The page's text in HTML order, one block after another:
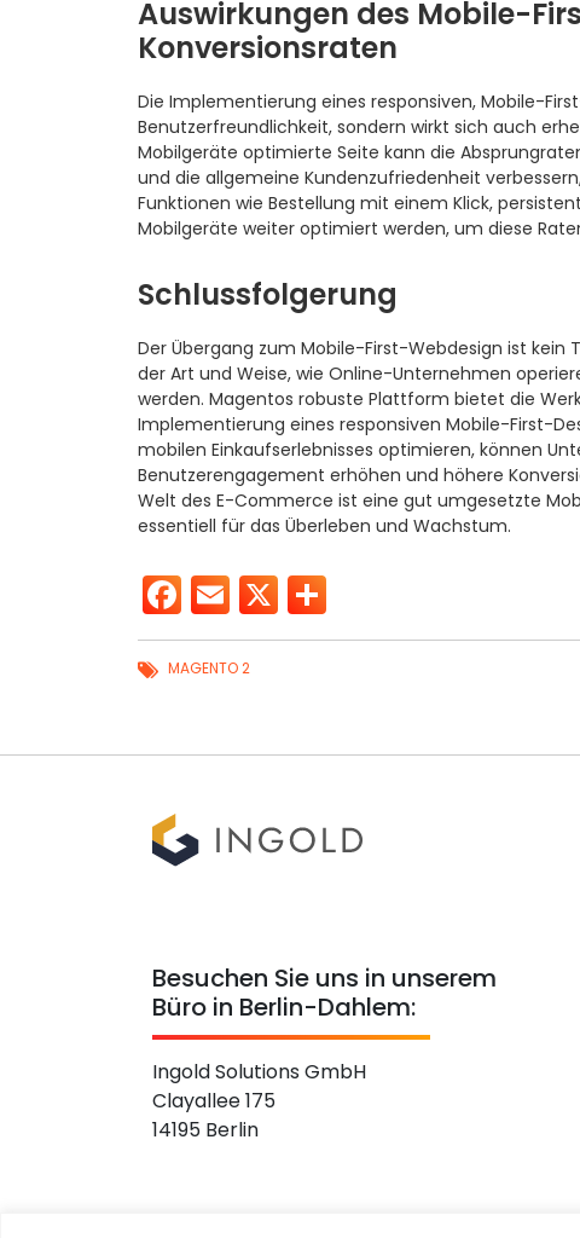
Auswirkungen des Mobile-
Konversionsraten
Die Implementierung eines responsiven, Mobile-
Benutzerfreundlichkeit, sondern wirkt sich auch
Mobilgeräte optimierte Seite kann die
und die allgemeine Kundenzufriedenheit
Funktionen wie Bestellung mit einem Klick,
Mobilgeräte weiter optimiert werden, um diese
Schlussfolgerung
Der Übergang zum Mobile-First-Webdesign ist
der Art und Weise, wie Online-Unternehmen
werden. Magentos robuste Plattform bietet die
Implementierung eines responsiven Mobile-First-
mobilen Einkaufserlebnisses optimieren, können
Benutzerengagement erhöhen und höhere
Welt des E-Commerce ist eine gut umgesetzte
essentiell für das Überleben und Wachstum.
Facebook
Email
X
MAGENTO 2
Besuchen Sie uns in unserem
Büro in Berlin-Dahlem:
Ingold Solutions GmbH
Clayallee 175
14195 Berlin